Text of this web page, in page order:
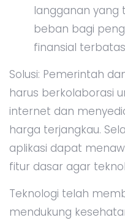
langganan yang
beban bagi
finansial
Solusi: Pemerintah
harus berkolaborasi
internet dan
harga terjangkau.
aplikasi dapat
fitur dasar agar
Teknologi telah
mendukung